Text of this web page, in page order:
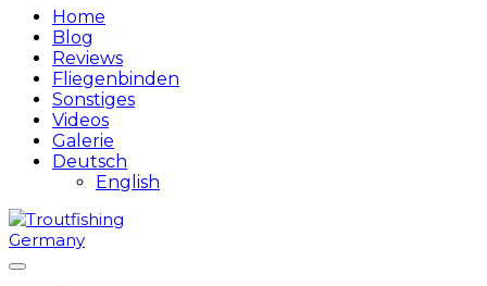
Home
Blog
Reviews
Fliegenbinden
Sonstiges
Videos
Galerie
Deutsch
English